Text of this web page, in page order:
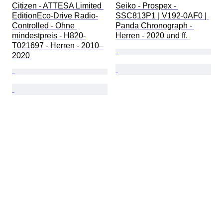
Citizen - ATTESA Limited
EditionEco-Drive Radio-
Controlled - Ohne
mindestpreis - H820-
T021697 - Herren - 2010–
2020
Seiko - Prospex -
SSC813P1 | V192-0AF0 |
Panda Chronograph -
Herren - 2020 und ff.